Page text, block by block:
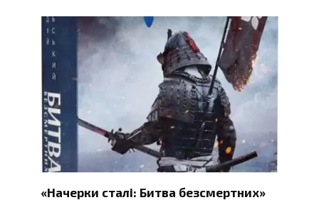
«Начерки сталі: Битва безсмертних»